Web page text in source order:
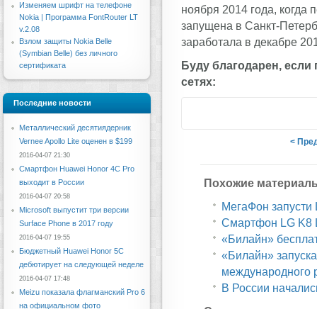
ноября 2014 года, когда
запущена в Санкт-
заработала в декабре
Буду благодарен, если
сетях:
<
Похожие
МегаФон
Смартфон LG K8
«Билайн»
«Билайн»
международного
В России
Изменяем шрифт на телефоне
Nokia | Программа FontRouter LT
v.2.08
Взлом защиты Nokia Belle
(Symbian Belle) без личного
сертификата
Последние новости
Металлический десятиядерник
Vernee Apollo Lite оценен в $199
2016-04-07 21:30
Смартфон Huawei Honor 4C Pro
выходит в России
2016-04-07 20:58
Microsoft выпустит три версии
Surface Phone в 2017 году
2016-04-07 19:55
Бюджетный Huawei Honor 5C
дебютирует на следующей неделе
2016-04-07 17:48
Meizu показала флагманский Pro 6
на официальном фото